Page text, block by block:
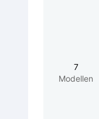
7
Modellen